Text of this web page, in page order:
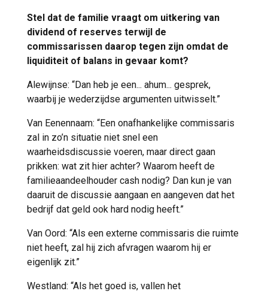
Stel dat de familie vraagt om uitkering van
dividend of reserves terwijl de
commissarissen daarop tegen zijn omdat de
liquiditeit of balans in gevaar komt?
Alewijnse: “Dan heb je een... ahum... gesprek,
waarbij je wederzijdse argumenten uitwisselt.”
Van Eenennaam: “Een onafhankelijke commissaris
zal in zo’n situatie niet snel een
waarheidsdiscussie voeren, maar direct gaan
prikken: wat zit hier achter? Waarom heeft de
familieaandeelhouder cash nodig? Dan kun je van
daaruit de discussie aangaan en aangeven dat het
bedrijf dat geld ook hard nodig heeft.”
Van Oord: “Als een externe commissaris die ruimte
niet heeft, zal hij zich afvragen waarom hij er
eigenlijk zit.”
Westland: “Als het goed is, vallen het